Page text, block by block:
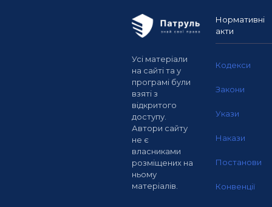
Усі матеріали
на сайті та у
програмі були
взяті з
відкритого
доступу.
Автори сайту
не є
власниками
розміщених на
ньому
матеріалів.
Нормативні
акти
Кодекси
Закони
Укази
Накази
Постанови
Конвенції